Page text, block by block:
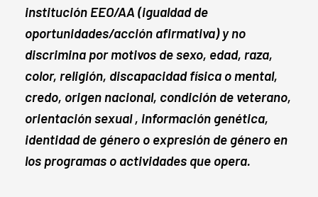
institución EEO/AA (igualdad de
oportunidades/acción afirmativa) y no
discrimina por motivos de sexo, edad, raza,
color, religión, discapacidad física o mental,
credo, origen nacional, condición de veterano,
orientación sexual , información genética,
identidad de género o expresión de género en
los programas o actividades que opera.